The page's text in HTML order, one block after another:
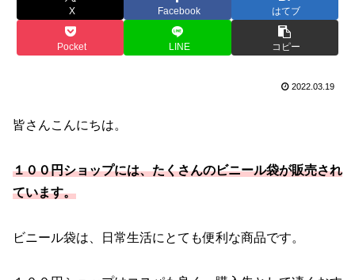
X Facebook はてブ
Pocket LINE コピー
2022.03.19
皆さんこんにちは。
１００円ショップには、たくさんのビニール袋が販売され
ています。
ビニール袋は、日常生活にとても便利な商品です。